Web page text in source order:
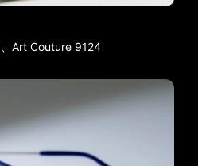
Art Couture 9124